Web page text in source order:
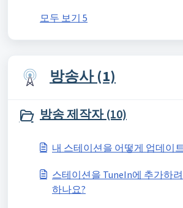
모두 보기 5
방송사 (1)
방송 제작자 (10)
내 스테이션을 어떻게 업데이
스테이션을 TuneIn에 추가하
하나요?